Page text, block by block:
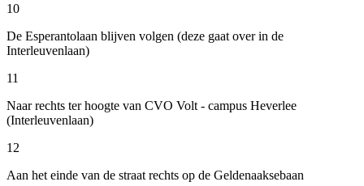
10
De Esperantolaan blijven volgen (deze gaat over in de
Interleuvenlaan)
11
Naar rechts ter hoogte van CVO Volt - campus Heverlee
(Interleuvenlaan)
12
Aan het einde van de straat rechts op de Geldenaaksebaan